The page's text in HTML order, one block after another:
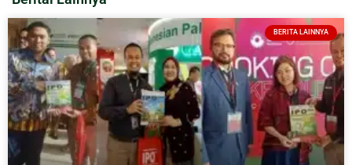
BERITA LAINNYA